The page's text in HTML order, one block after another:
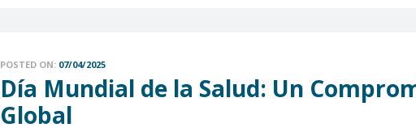
POSTED ON: 07/04/2025
Día Mundial de la Salud: Un
Global